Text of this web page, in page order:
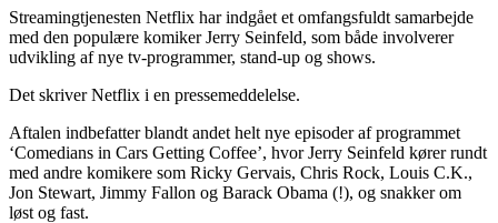
Streamingtjenesten Netflix har indgået et omfangsfuldt samarbejde
med den populære komiker Jerry Seinfeld, som både involverer
udvikling af nye tv-programmer, stand-up og shows.
Det skriver Netflix i en pressemeddelelse.
Aftalen indbefatter blandt andet helt nye episoder af programmet
‘Comedians in Cars Getting Coffee’, hvor Jerry Seinfeld kører rundt
med andre komikere som Ricky Gervais, Chris Rock, Louis C.K.,
Jon Stewart, Jimmy Fallon og Barack Obama (!), og snakker om
løst og fast.